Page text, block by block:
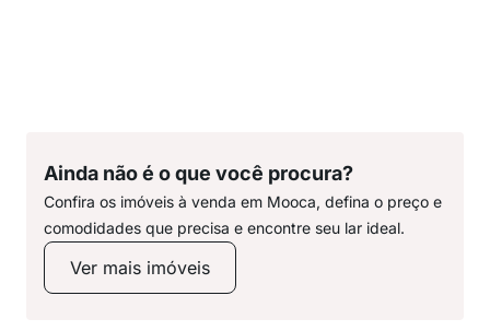
Ainda não é o que você procura?
Confira os imóveis à venda em Mooca, defina o preço e
comodidades que precisa e encontre seu lar ideal.
Ver mais imóveis